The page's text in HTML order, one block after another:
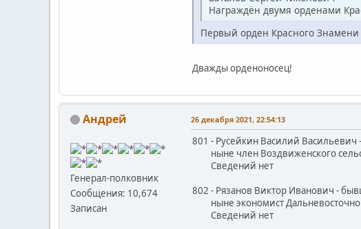
Награждён двумя орденами
Первый орден Красного
Дважды орденоносец!
Андрей
Генерал-полковник
Сообщения: 10,674
Записан
26 декабря 2021, 22:54:13
801 - Русейкин Василий Васильевич
ныне член Воздвиженского
Сведений нет
802 - Рязанов Виктор Иванович -
ныне экономист
Сведений нет